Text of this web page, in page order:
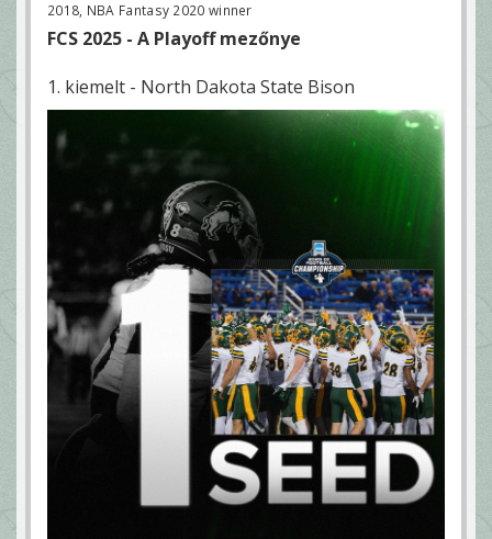
2018, NBA Fantasy 2020 winner
FCS 2025 - A Playoff mezőnye
1. kiemelt - North Dakota State Bison